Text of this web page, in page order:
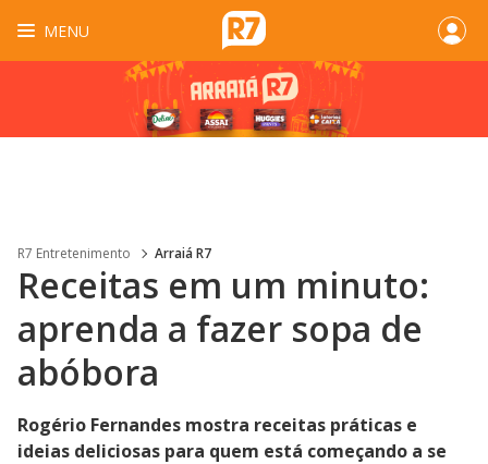
MENU
R7 Entretenimento Arraiá R7
Receitas em um minuto:
aprenda a fazer sopa de
abóbora
Rogério Fernandes mostra receitas práticas e
ideias deliciosas para quem está começando a se